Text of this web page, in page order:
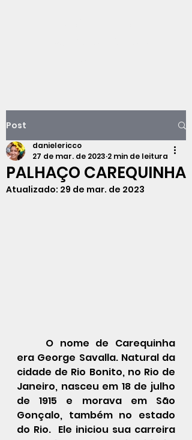
Post
PALHAÇO CAREQUINHA
danielericco
27 de mar. de 2023 2 min de leitura
Atualizado: 29 de mar. de 2023
O nome de Carequinha
era George Savalla. Natural da
cidade de Rio Bonito, no Rio de
Janeiro, nasceu em 18 de julho
de 1915 e morava em São
Gonçalo, também no estado
do Rio.  Ele iniciou sua carreira